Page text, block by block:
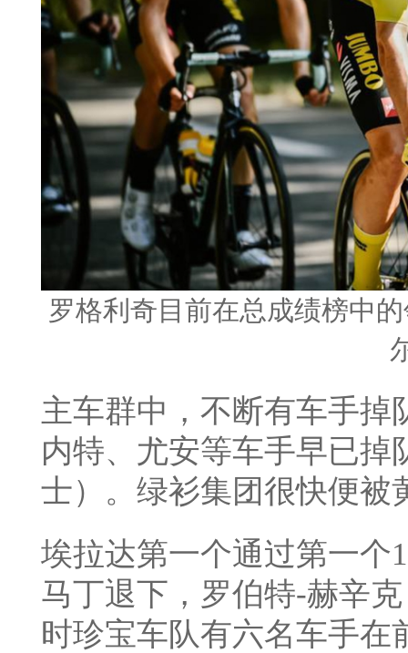
罗格利奇目前在总成绩榜中
主车群中，不断有车手掉
内特、尤安等车手早已
士）。绿衫集团很快便被
埃拉达第一个通过第一个
马丁退下，罗伯特-赫辛
时珍宝车队有六名车手在